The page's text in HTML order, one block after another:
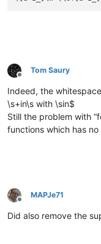
Offline
Tom Saury
Indeed, the
\s+in\s with \sin$
Still the problem with
functions which has
Offline
MAPJe71
Did also remove the